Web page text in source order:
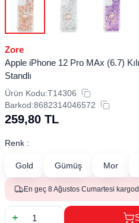
Zore
Apple iPhone 12 Pro MAx (6.7)
Standlı
Ürün Kodu:T14306
Barkod:8682314046572
259,80 TL
Renk :
Gold Gümüş Mor
En geç 8 Ağustos Cumartesi